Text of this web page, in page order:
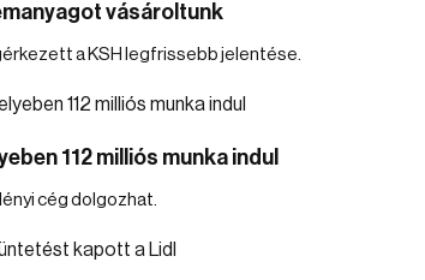
vásároltunk
a KSH legfrissebb jelentése.
112 milliós munka indul
cég dolgozhat.